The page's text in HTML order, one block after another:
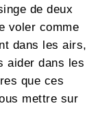
de deux
voler comme
dans les airs,
aider dans les
que ces
mettre sur